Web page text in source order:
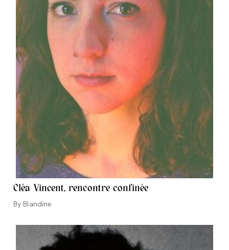
Cléa Vincent, rencontre confinée
Auteur/autrice
la
publication :
Blandine